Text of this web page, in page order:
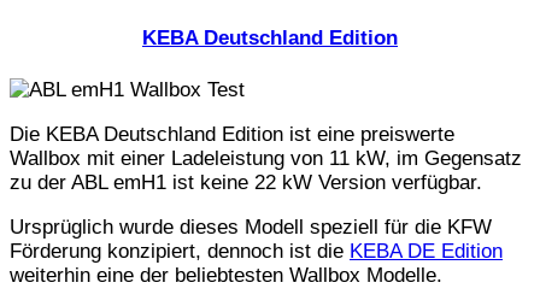
KEBA Deutschland Edition
Die KEBA Deutschland Edition ist eine preiswerte
Wallbox mit einer Ladeleistung von 11 kW, im Gegensatz
zu der ABL emH1 ist keine 22 kW Version verfügbar.
Ursprüglich wurde dieses Modell speziell für die KFW
Förderung konzipiert, dennoch ist die KEBA DE Edition
weiterhin eine der beliebtesten Wallbox Modelle.